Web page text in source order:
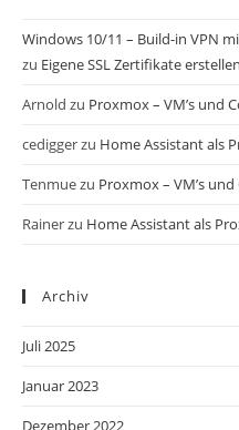
Windows 10/11 – Build-in VPN
zu Eigene SSL Zertifikate erstellen
Arnold zu Proxmox – VM’s und
cediggerzu Home Assistant als
Tenmuezu Proxmox – VM’s
Rainerzu Home Assistant als
Archiv
Juli 2025
Januar 2023
Dezember 2022